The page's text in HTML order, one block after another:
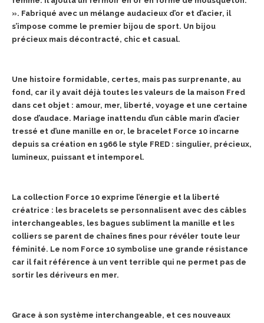
». Fabriqué avec un mélange audacieux d’or et d’acier, il
s’impose comme le premier bijou de sport. Un bijou
précieux mais décontracté, chic et casual.
Une histoire formidable, certes, mais pas surprenante, au
fond, car il y avait déjà toutes les valeurs de la maison Fred
dans cet objet : amour, mer, liberté, voyage et une certaine
dose d’audace. Mariage inattendu d’un câble marin d’acier
tressé et d’une manille en or, le bracelet Force 10 incarne
depuis sa création en 1966 le style FRED : singulier, précieux,
lumineux, puissant et intemporel.
La collection Force 10 exprime l’énergie et la liberté
créatrice : les bracelets se personnalisent avec des câbles
interchangeables, les bagues subliment la manille et les
colliers se parent de chaînes fines pour révéler toute leur
féminité. Le nom Force 10 symbolise une grande résistance
car il fait référence à un vent terrible qui ne permet pas de
sortir les dériveurs en mer.
Grace à son système interchangeable, et ces nouveaux